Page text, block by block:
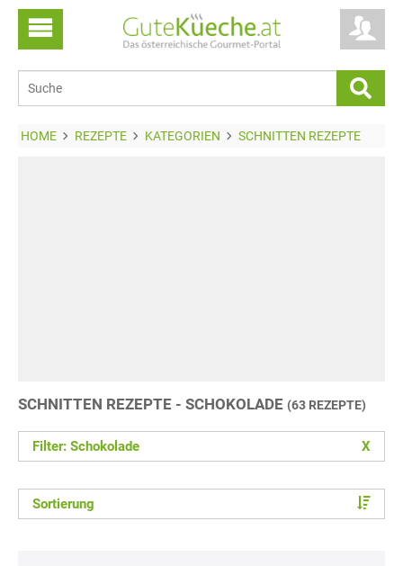
HOME REZEPTE KATEGORIEN SCHNITTEN REZEPTE
SCHNITTEN REZEPTE - SCHOKOLADE (63 REZEPTE)
Filter: Schokolade X
Sortierung